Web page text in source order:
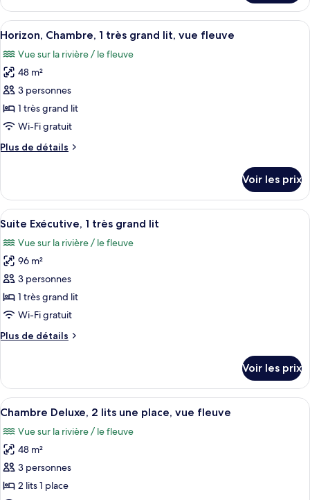
très
grand
vue
fleuve
(Panoramic)
le
type
de
Chambre,
grand
lit,
vue
fleuve
(Panoramic)
Afficher
toutes
les
photos
pour
ce
type
chambre :
très
lit,
vue
fleuve
Une chambre d’hôtel avec un grand
5
Horizon, Chambre, 1 très grand lit, vue fleuve
Vue sur la rivière / le fleuve
48 m²
3 personnes
1 très grand lit
Wi-Fi gratuit
Plus de détails
Plus
le
type
de
Horizon,
Chambre,
très
grand
lit,
vue
fleuve
Voir les prix
Afficher
toutes
les
photos
pour
ce
type
chambre :
très
lit
Une chambre d’hôtel avec une
9
Suite Exécutive, 1 très grand lit
Vue sur la rivière / le fleuve
96 m²
3 personnes
1 très grand lit
Wi-Fi gratuit
Plus de détails
Plus
le
type
de
Suite
Exécutive,
très
grand
lit
Voir les prix
Afficher
toutes
les
photos
pour
ce
Une chambre d’hôtel avec un grand
7
Chambre Deluxe, 2 lits une place, vue fleuve
Vue sur la rivière / le fleuve
48 m²
3 personnes
2 lits 1 place